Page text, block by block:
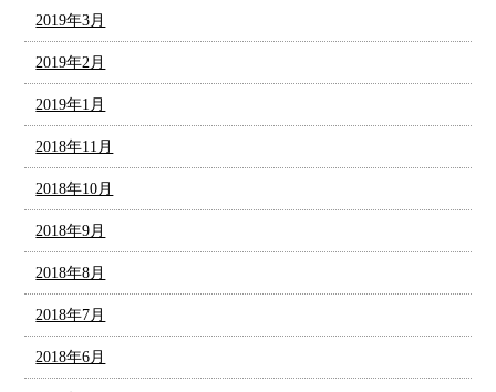
2019年3月
2019年2月
2019年1月
2018年11月
2018年10月
2018年9月
2018年8月
2018年7月
2018年6月